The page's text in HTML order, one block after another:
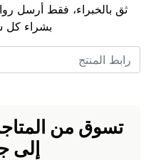
ثق بالخبراء، فقط أرسل
بشراء
تسوق من
إلى